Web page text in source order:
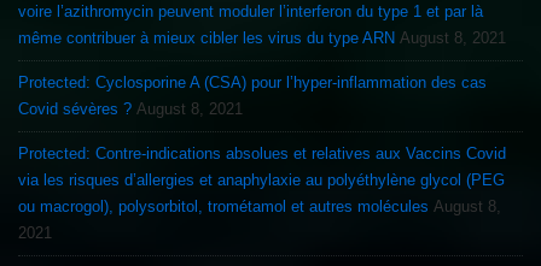
voire l’azithromycin peuvent moduler l’interferon du type 1 et par là
même contribuer à mieux cibler les virus du type ARN August 8, 2021
Protected: Cyclosporine A (CSA) pour l’hyper-inflammation des cas
Covid sévères ? August 8, 2021
Protected: Contre-indications absolues et relatives aux Vaccins Covid
via les risques d’allergies et anaphylaxie au polyéthylène glycol (PEG
ou macrogol), polysorbitol, trométamol et autres molécules August 8,
2021